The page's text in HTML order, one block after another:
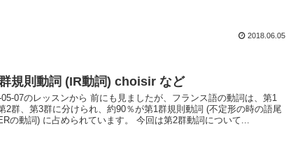
2018.06.05
規則動詞 (IR動詞) choisir など
05-07のレッスンから 前にも見ましたが、フランス語の動詞は、第1
2群、第3群に分けられ、約90％が第1群規則動詞 (不定形の時の語尾
の動詞) に占められています。 今回は第2群動詞について...